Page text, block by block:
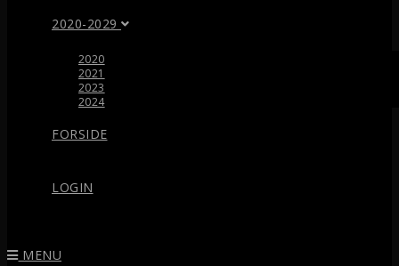
2020-2029
2020
2021
2023
2024
FORSIDE
LOGIN
MENU